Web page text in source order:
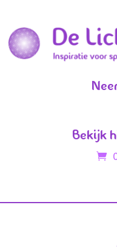
Bekijk